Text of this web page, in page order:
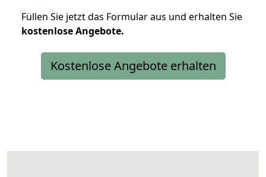
Füllen Sie jetzt das Formular aus und erhalten Sie
kostenloseAngebote.
Kostenlose Angebote erhalten